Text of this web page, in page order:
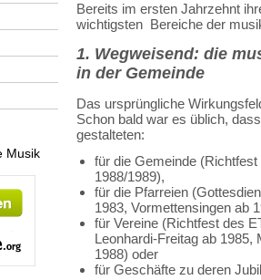
Musik
Bereits im ersten Jahrzehnt
wichtigsten Bereiche der
1. Wegweisend: die
in der Gemeinde
Das ursprüngliche
Schon bald war es üblich,
gestalteten:
für die Gemeinde
1988/1989),
für die Pfarreien
1983, Vormettensingen ab
für Vereine (Richtfest des
Leonhardi-Freitag ab 1985,
1988) oder
für Geschäfte zu deren